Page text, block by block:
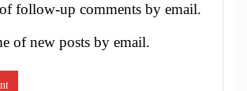
follow-up comments by email.
of new posts by email.